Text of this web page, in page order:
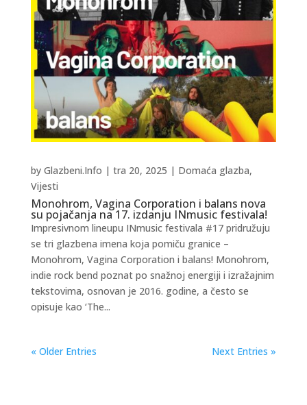
Monohrom, Vagina Corporation i balans nova
su pojačanja na 17. izdanju INmusic festivala!
by Glazbeni.Info | tra 20, 2025 | Domaća glazba,
Vijesti
Impresivnom lineupu INmusic festivala #17 pridružuju
se tri glazbena imena koja pomiču granice –
Monohrom, Vagina Corporation i balans! Monohrom,
indie rock bend poznat po snažnoj energiji i izražajnim
tekstovima, osnovan je 2016. godine, a često se
opisuje kao ‘The...
« Older Entries Next Entries »